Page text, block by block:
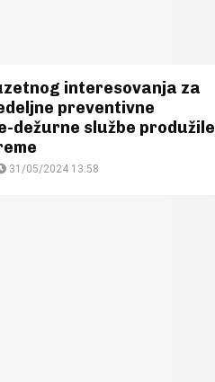
interesovanja za
preventivne
dežurne službe produžile
31/05/2024 13:58